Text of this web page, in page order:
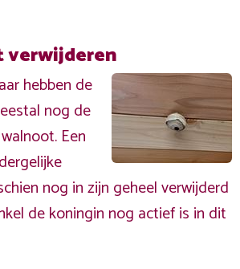
verwijderen
hebben de
nog de
Een
nog in zijn geheel verwijderd
de koningin nog actief is in dit